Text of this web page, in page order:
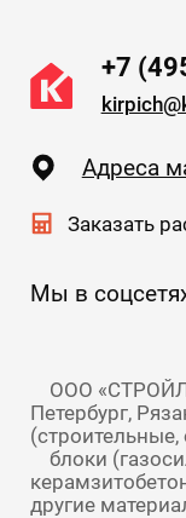
+7
Адреса
Заказать
Мы в
Петербург,